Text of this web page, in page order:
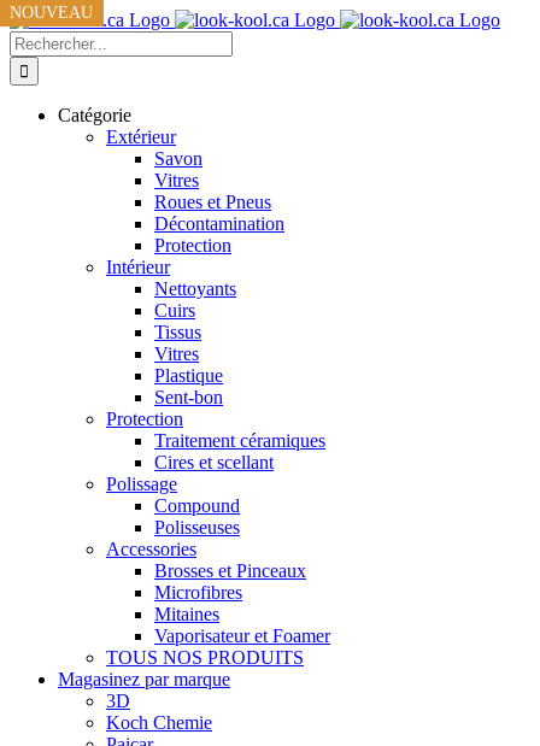
Skip
to
content
Recherche
sur
le
Catégorie
Extérieur
Savon
Vitres
Roues et Pneus
Décontamination
Protection
Intérieur
Nettoyants
Cuirs
Tissus
Vitres
Plastique
Sent-bon
Protection
Traitement céramiques
Cires et scellant
Polissage
Compound
Polisseuses
Accessories
Brosses et Pinceaux
Microfibres
Mitaines
Vaporisateur et Foamer
TOUS NOS PRODUITS
Magasinez par marque
3D
Koch Chemie
NOUVEAU
NOUVEAU
NOUVEAU